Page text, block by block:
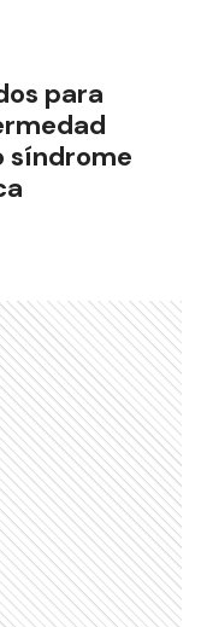
para
síndrome